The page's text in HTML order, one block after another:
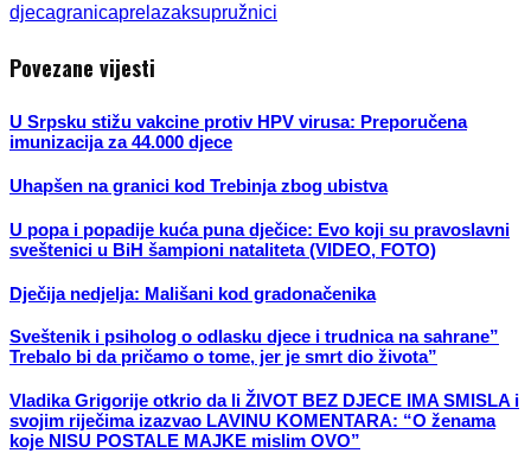
djecagranicaprelazaksupružnici
Povezane vijesti
U Srpsku stižu vakcine protiv HPV virusa: Preporučena
imunizacija za 44.000 djece
Uhapšen na granici kod Trebinja zbog ubistva
U popa i popadije kuća puna dječice: Evo koji su pravoslavni
sveštenici u BiH šampioni nataliteta (VIDEO, FOTO)
Dječija nedjelja: Mališani kod gradonačenika
Sveštenik i psiholog o odlasku djece i trudnica na sahrane”
Trebalo bi da pričamo o tome, jer je smrt dio života”
Vladika Grigorije otkrio da li ŽIVOT BEZ DJECE IMA SMISLA i
svojim riječima izazvao LAVINU KOMENTARA: “O ženama
koje NISU POSTALE MAJKE mislim OVO”